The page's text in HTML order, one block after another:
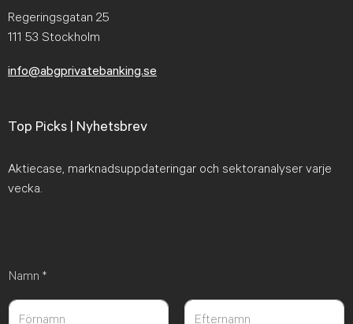
Regeringsgatan 25
111 53 Stockholm
info@abgprivatebanking.se
Top Picks | Nyhetsbrev
Aktiecase, marknadsuppdateringar och sektoranalyser varje
vecka.
Namn *